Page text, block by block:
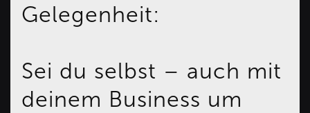
Gelegenheit:
Sei du selbst – auch mit
deinem Business um